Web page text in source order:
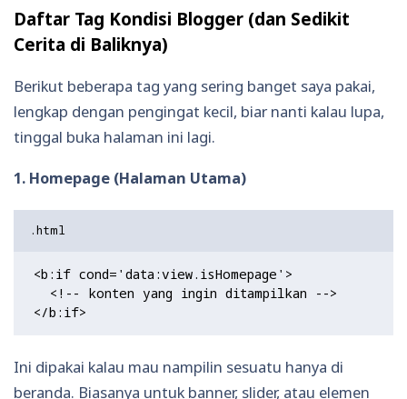
Daftar Tag Kondisi Blogger (dan Sedikit
Cerita di Baliknya)
Berikut beberapa tag yang sering banget saya pakai,
lengkap dengan pengingat kecil, biar nanti kalau lupa,
tinggal buka halaman ini lagi.
1. Homepage (Halaman Utama)
<b:if cond='data:view.isHomepage'>
  <!-- konten yang ingin ditampilkan -->
Ini dipakai kalau mau nampilin sesuatu hanya di
beranda. Biasanya untuk banner, slider, atau elemen